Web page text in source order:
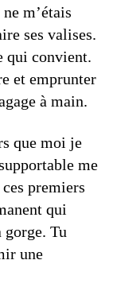
m’étais
ses valises.
qui convient.
et emprunter
à main.
que moi je
me
premiers
qui
Tu
une